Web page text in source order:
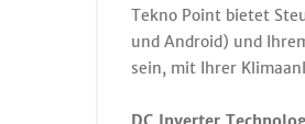
Tekno Point bietet
und Android) und
sein, mit Ihrer